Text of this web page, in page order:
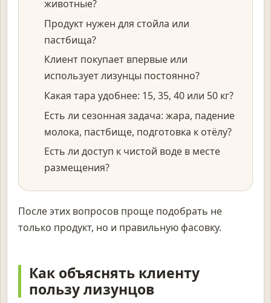
животные?
Продукт нужен для стойла или
пастбища?
Клиент покупает впервые или
использует лизунцы постоянно?
Какая тара удобнее: 15, 35, 40 или 50 кг?
Есть ли сезонная задача: жара, падение
молока, пастбище, подготовка к отёлу?
Есть ли доступ к чистой воде в месте
размещения?
После этих вопросов проще подобрать не
только продукт, но и правильную фасовку.
Как объяснять клиенту
пользу лизунцов